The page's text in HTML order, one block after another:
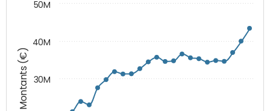
Montants (€) 30M
40M
50M